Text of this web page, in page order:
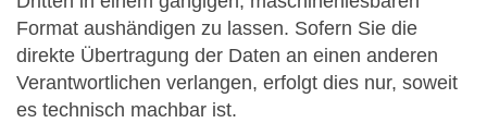
Format aushändigen zu lassen. Sofern Sie die
direkte Übertragung der Daten an einen anderen
Verantwortlichen verlangen, erfolgt dies nur, soweit
es technisch machbar ist.